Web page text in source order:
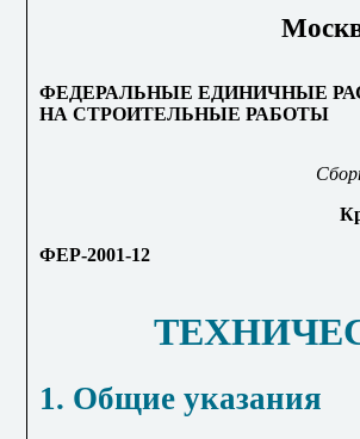
ФЕДЕРАЛЬНЫЕ ЕДИНИЧНЫЕ
НА СТРОИТЕЛЬНЫЕ РАБОТЫ
ФЕР-2001-12
1. Общие указания